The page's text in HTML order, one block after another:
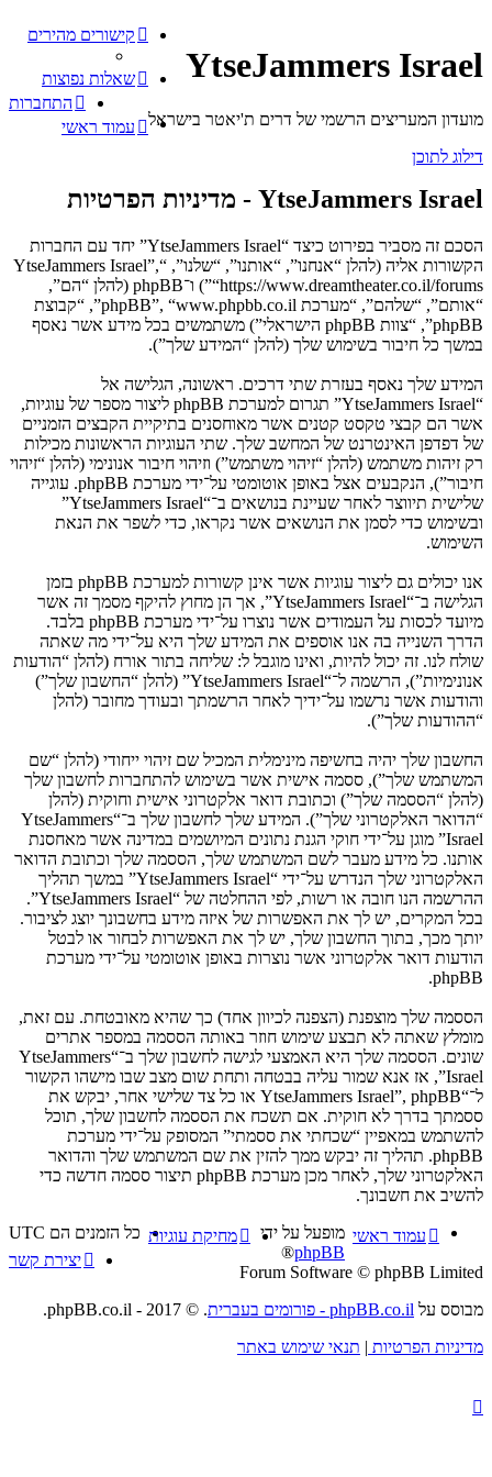
YtseJammers Israel
מועדון המעריצים הרשמי של דרים ת'יאטר בישראל
דילוג לתוכן
קישורים מהירים
שאלות נפוצות
התחברות
עמוד ראשי
YtseJammers Israel - מדיניות הפרטיות
הסכם זה מסביר בפירוט כיצד “YtseJammers Israel” יחד עם החברות
הקשורות אליה (להלן “אנחנו”, “אותנו”, “שלנו”, “YtseJammers Israel”,
“https://www.dreamtheater.co.il/forums”) ו־phpBB (להלן “הם”,
“אותם”, “שלהם”, “מערכת phpBB”, “www.phpbb.co.il”, “קבוצת
phpBB”, “צוות phpBB הישראלי”) משתמשים בכל מידע אשר נאסף
במשך כל חיבור בשימוש שלך (להלן “המידע שלך”).
המידע שלך נאסף בעזרת שתי דרכים. ראשונה, הגלישה אל
“YtseJammers Israel” תגרום למערכת phpBB ליצור מספר של עוגיות,
אשר הם קבצי טקסט קטנים אשר מאוחסנים בתיקיית הקבצים הזמניים
של דפדפן האינטרנט של המחשב שלך. שתי העוגיות הראשונות מכילות
רק זיהות משתמש (להלן “זיהוי משתמש”) וזיהוי חיבור אנונימי (להלן “זיהוי
חיבור”), הנקבעים אצל באופן אוטומטי על־ידי מערכת phpBB. עוגייה
שלישית תיווצר לאחר שעיינת בנושאים ב־“YtseJammers Israel”
ובשימוש כדי לסמן את הנושאים אשר נקראו, כדי לשפר את הנאת
השימוש.
אנו יכולים גם ליצור עוגיות אשר אינן קשורות למערכת phpBB בזמן
הגלישה ב־“YtseJammers Israel”, אך הן מחוץ להיקף מסמך זה אשר
מיועד לכסות על העמודים אשר נוצרו על־ידי מערכת phpBB בלבד.
הדרך השנייה בה אנו אוספים את המידע שלך היא על־ידי מה שאתה
שולח לנו. זה יכול להיות, ואינו מוגבל ל: שליחה בתור אורח (להלן “הודעות
אנונימיות”), הרשמה ל־“YtseJammers Israel” (להלן “החשבון שלך”)
והודעות אשר נרשמו על־ידיך לאחר הרשמתך ובעודך מחובר (להלן
“ההודעות שלך”).
החשבון שלך יהיה בחשיפה מינימלית המכיל שם זיהוי ייחודי (להלן “שם
המשתמש שלך”), ססמה אישית אשר בשימוש להתחברות לחשבון שלך
(להלן “הססמה שלך”) וכתובת דואר אלקטרוני אישית וחוקית (להלן
“הדואר האלקטרוני שלך”). המידע שלך לחשבון שלך ב־“YtseJammers
Israel” מוגן על־ידי חוקי הגנת נתונים המיושמים במדינה אשר מאחסנת
אותנו. כל מידע מעבר לשם המשתמש שלך, הססמה שלך וכתובת הדואר
האלקטרוני שלך הנדרש על־ידי “YtseJammers Israel” במשך תהליך
ההרשמה הנו חובה או רשות, לפי ההחלטה של “YtseJammers Israel”.
בכל המקרים, יש לך את האפשרות של איזה מידע בחשבונך יוצג לציבור.
יותך מכך, בתוך החשבון שלך, יש לך את האפשרות לבחור או לבטל
הודעות דואר אלקטרוני אשר נוצרות באופן אוטומטי על־ידי מערכת
phpBB.
הססמה שלך מוצפנת (הצפנה לכיוון אחד) כך שהיא מאובטחת. עם זאת,
מומלץ שאתה לא תבצע שימוש חוזר באותה הססמה במספר אתרים
שונים. הססמה שלך היא האמצעי לגישה לחשבון שלך ב־“YtseJammers
Israel”, אז אנא שמור עליה בבטחה ותחת שום מצב שבו מישהו הקשור
ל־“YtseJammers Israel”, phpBB או כל צד שלישי אחר, יבקש את
ססמתך בדרך לא חוקית. אם תשכח את הססמה לחשבון שלך, תוכל
להשתמש במאפיין “שכחתי את ססמתי” המסופק על־ידי מערכת
phpBB. תהליך זה יבקש ממך להזין את שם המשתמש שלך והדואר
האלקטרוני שלך, לאחר מכן מערכת phpBB תיצור ססמה חדשה כדי
להשיב את חשבונך.
עמוד ראשי כל הזמנים הם UTC
מחיקת עוגיות
יצירת קשר
מופעל על ידי
phpBB
®
Forum Software © phpBB Limited
מבוסס על phpBB.co.il - פורומים בעברית
. © 2017 - phpBB.co.il.
מדיניות הפרטיות | תנאי שימוש באתר